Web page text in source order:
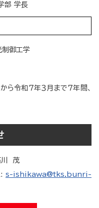
部 学長
制御工学
ら令和７年３月まで７年間、
川 茂
s-ishikawa@tks.bunri-